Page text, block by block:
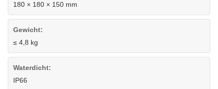
180 × 180 × 150 mm
Gewicht:
≤ 4,8 kg
Waterdicht:
IP66